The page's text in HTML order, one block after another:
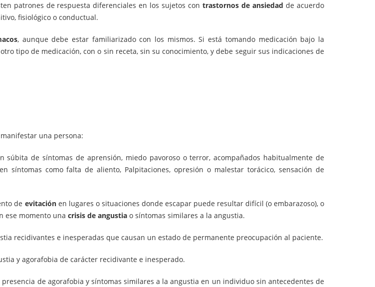
patrones de respuesta diferenciales en los sujetos contrastornos de ansiedad de acuerdo
fisiológico o conductual.
, aunque debe estar familiarizado con los mismos. Si está tomando medicación bajo la
tipo de medicación, con o sin receta, sin su conocimiento, y debe seguir sus indicaciones de
una persona:
súbita de síntomas de aprensión, miedo pavoroso o terror, acompañados habitualmente de
síntomas como falta de aliento, Palpitaciones, opresión o malestar torácico, sensación de
de evitaciónen lugares o situaciones donde escapar puede resultar difícil (o embarazoso), o
ese momento una crisis de angustia o síntomas similares a la angustia.
recidivantes e inesperadas que causan un estado de permanente preocupación al paciente.
y agorafobia de carácter recidivante e inesperado.
de agorafobia y síntomas similares a la angustia en un individuo sin antecedentes de